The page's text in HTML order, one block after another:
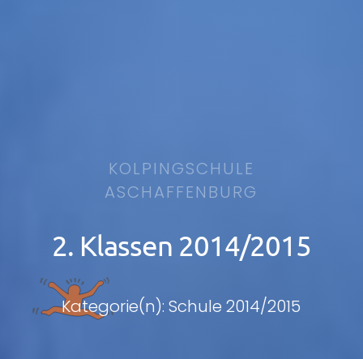
KOLPINGSCHULE
ASCHAFFENBURG
2. Klassen 2014/2015
Kategorie(n): Schule 2014/2015